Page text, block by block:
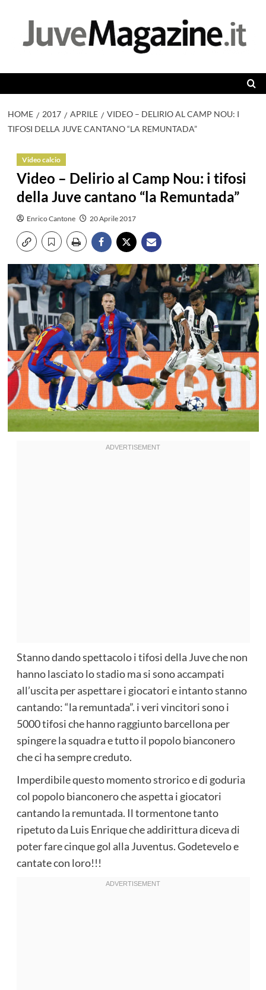
HOME 2017 APRILE
VIDEO – DELIRIO AL CAMP NOU: I
TIFOSI DELLA JUVE CANTANO “LA REMUNTADA”
Video calcio
Video – Delirio al Camp Nou: i tifosi
della Juve cantano “la Remuntada”
Enrico Cantone 20 Aprile 2017
Stanno dando spettacolo i tifosi della Juve che non
hanno lasciato lo stadio ma si sono accampati
all’uscita per aspettare i giocatori e intanto stanno
cantando: “la remuntada”. i veri vincitori sono i
5000 tifosi che hanno raggiunto barcellona per
spingere la squadra e tutto il popolo bianconero
che ci ha sempre creduto.
Imperdibile questo momento strorico e di goduria
col popolo bianconero che aspetta i giocatori
cantando la remuntada. Il tormentone tanto
ripetuto da Luis Enrique che addirittura diceva di
poter fare cinque gol alla Juventus. Godetevelo e
cantate con loro!!!